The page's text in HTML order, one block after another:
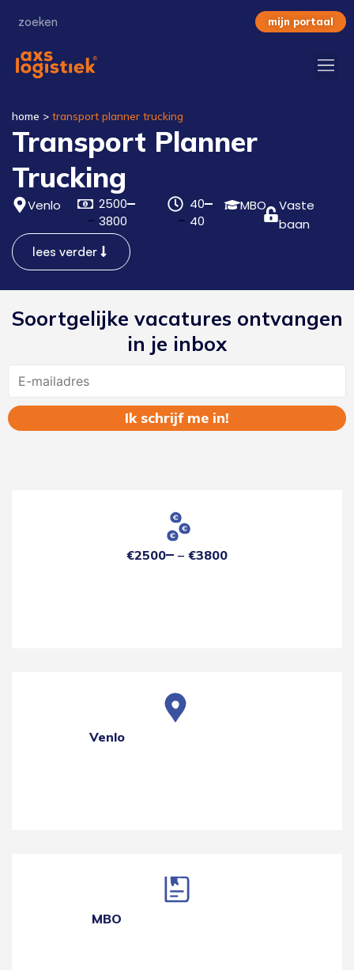
mijn portaal
home > transport planner trucking
Transport Planner
Trucking
Venlo
2500
3800
40
40
MBO
Vaste
baan
lees verder
Soortgelijke vacatures ontvangen
in je inbox
€2500 €3800
Venlo
MBO